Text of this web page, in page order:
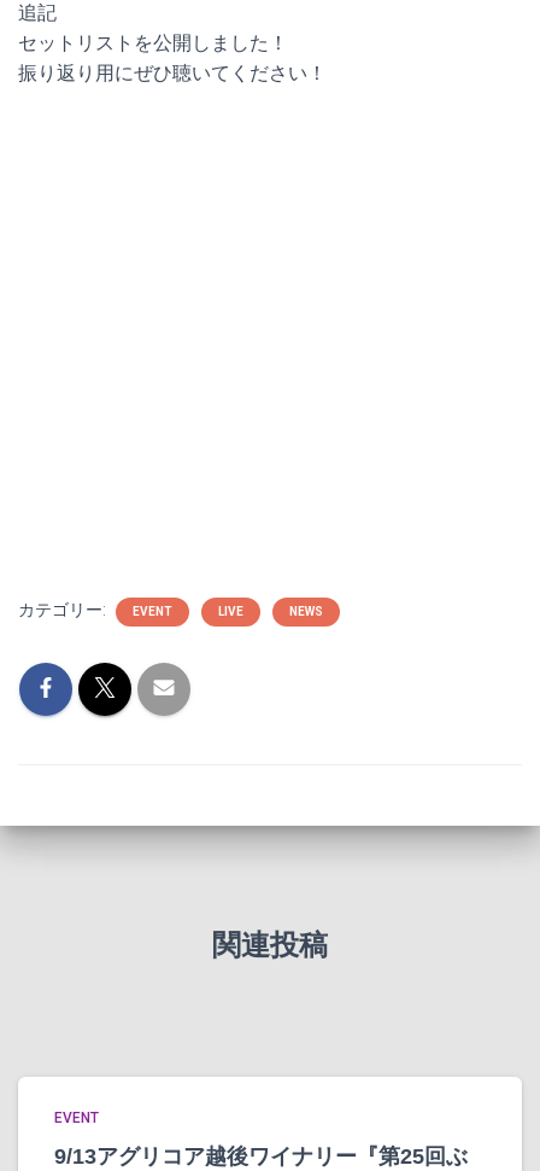
追記
セットリストを公開しました！
振り返り用にぜひ聴いてください！
カテゴリー: EVENT LIVE NEWS
関連投稿
EVENT
9/13アグリコア越後ワイナリー『第25回ぶ